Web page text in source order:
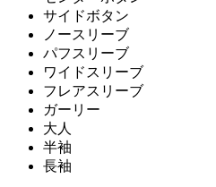
サイドボタン
ノースリーブ
パフスリーブ
ワイドスリーブ
フレアスリーブ
ガーリー
大人
半袖
長袖